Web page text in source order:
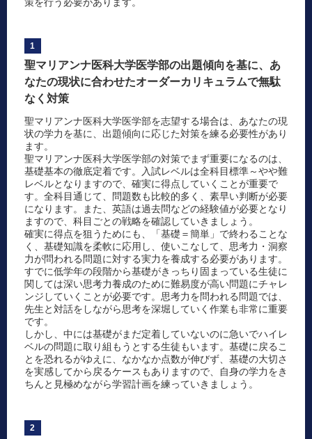
1
聖マリアンナ医科大学医学部の出題傾向を基に、あ
なたの現状に合わせたオーダーカリキュラムで無駄
なく対策
聖マリアンナ医科大学医学部を志望する場合は、あなたの現
状の学力を基に、出題傾向に応じた対策を練る必要性があり
ます。
聖マリアンナ医科大学医学部の対策でまず重要になるのは、
基礎基本の徹底定着です。入試レベルは全科目標準～やや難
レベルとなりますので、確実に得点していくことが重要で
す。全科目通じて、問題数も比較的多く、素早い判断が必要
になります。また、英語は過去問などの経験値が必要となり
ますので、科目ごとの戦略を確認していきましょう。
確実に得点を狙うためにも、「基礎＝簡単」で終わることな
く、基礎知識を柔軟に応用し、使いこなして、思考力・洞察
力が問われる問題に対する実力を養成する必要があります。
すでに低学年の段階から基礎がきっちり固まっている生徒に
関しては深い思考力養成のために難易度が高い問題にチャレ
ンジしていくことが必要です。思考力を問われる問題では、
先生と対話をしながら思考を深堀していく作業も非常に重要
です。
しかし、中には基礎がまだ定着していないのに急いでハイレ
ベルの問題に取り組もうとする生徒もいます。基礎に戻るこ
とを恐れるがゆえに、なかなか点数が伸びず、基礎の大切さ
を実感してから戻るケースもありますので、自身の学力をき
ちんと見極めながら学習計画を練っていきましょう。
2